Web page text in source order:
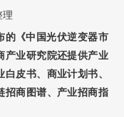
理
的《中国光伏逆变器市
产业研究院还提供产业
皮书、商业计划书、
招商图谱、产业招商指